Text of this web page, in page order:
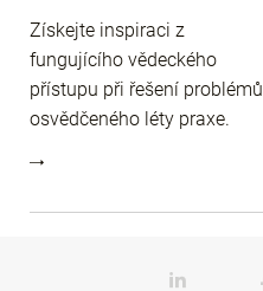
Získejte inspiraci z
fungujícího vědeckého
přístupu při řešení problémů
osvědčeného léty praxe.